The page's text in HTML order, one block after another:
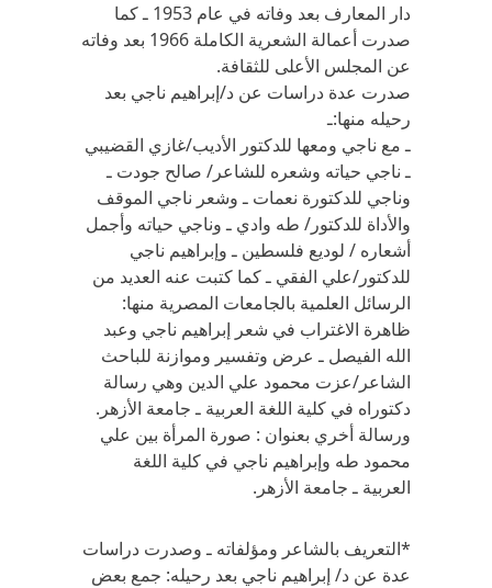
دار المعارف بعد وفاته في عام 1953 ـ كما
صدرت أعمالة الشعرية الكاملة 1966 بعد وفاته
عن المجلس الأعلى للثقافة.
صدرت عدة دراسات عن د/إبراهيم ناجي بعد
رحيله منها:ـ
ـ مع ناجي ومعها للدكتور الأديب/غازي القضيبي
ـ ناجي حياته وشعره للشاعر/ صالح جودت ـ
وناجي للدكتورة نعمات ـ وشعر ناجي الموقف
والأداة للدكتور/ طه وادي ـ وناجي حياته وأجمل
أشعاره / لوديع فلسطين ـ وإبراهيم ناجي
للدكتور/علي الفقي ـ كما كتبت عنه العديد من
الرسائل العلمية بالجامعات المصرية منها:
ظاهرة الاغتراب في شعر إبراهيم ناجي وعبد
الله الفيصل ـ عرض وتفسير وموازنة للباحث
الشاعر/عزت محمود علي الدين وهي رسالة
دكتوراه في كلية اللغة العربية ـ جامعة الأزهر.
ورسالة أخري بعنوان : صورة المرأة بين علي
محمود طه وإبراهيم ناجي في كلية اللغة
العربية ـ جامعة الأزهر.
*التعريف بالشاعر ومؤلفاته ـ وصدرت دراسات
عدة عن د/ إبراهيم ناجي بعد رحيله: جمع بعض